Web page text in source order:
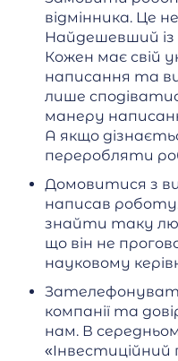
відмінника. Це
Найдешевший із
Кожен має свій
написання та
лише
манеру
А якщо
переробляти
Домовитися з
написав
знайти таку
що він не
науковому
компанії та
нам. В